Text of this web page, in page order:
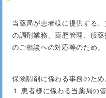
当薬局が患者様に提供する
の調剤業務、薬歴管理、服
のご相談への対応等のため。
保険調剤に係わる事務のため
１.患者様に係わる当薬局の